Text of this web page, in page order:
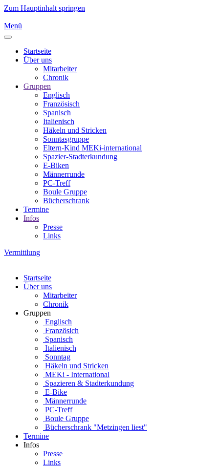
Zum Hauptinhalt springen
Menü
Startseite
Über uns
Mitarbeiter
Chronik
Gruppen
Englisch
Französisch
Spanisch
Italienisch
Häkeln und Stricken
Sonntasgruppe
Eltern-Kind MEKi-international
Spazier-Stadterkundung
E-Biken
Männerrunde
PC-Treff
Boule Gruppe
Bücherschrank
Termine
Infos
Presse
Links
Vermittlung
Startseite
Über uns
Mitarbeiter
Chronik
Gruppen
Englisch
Französich
Spanisch
Italienisch
Sonntag
Häkeln und Stricken
MEKi - International
Spazieren & Stadterkundung
E-Bike
Männerrunde
PC-Treff
Boule Gruppe
Bücherschrank "Metzingen liest"
Termine
Infos
Presse
Links